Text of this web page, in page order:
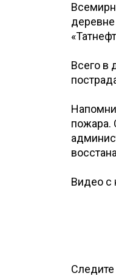
Всего в
пожара.
Видео с